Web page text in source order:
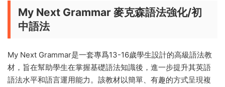
My Next Grammar 麥克森語法強化/初
中語法
My Next Grammar是一套專爲13-16歲學生設計的高級語法教
材，旨在幫助學生在掌握基礎語法知識後，進一步提升其英語
語法水平和語言運用能力。該教材以簡單、有趣的方式呈現複